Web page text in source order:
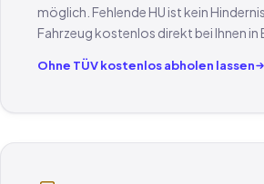
möglich. Fehlende HU ist kein
Fahrzeug kostenlos direkt bei Ihnen in
Ohne TÜV kostenlos abholen lassen